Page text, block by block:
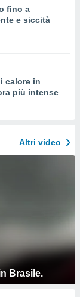
fino a
e siccità
calore in
più intense
Altri video
Brasile.